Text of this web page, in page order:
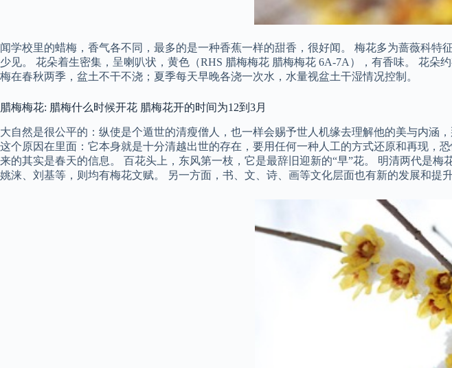
闻学校里的蜡梅，香气各不同，最多的是一种香蕉一样的甜香，很好闻。 梅花多为蔷薇科
少见。 花朵着生密集，呈喇叭状，黄色（RHS 腊梅梅花 腊梅梅花 6A-7A），有香味。 花
梅在春秋两季，盆土不干不浇；夏季每天早晚各浇一次水，水量视盆土干湿情况控制。
腊梅梅花: 腊梅什么时候开花 腊梅花开的时间为12到3月
大自然是很公平的：纵使是个遁世的清瘦僧人，也一样会赐予世人机缘去理解他的美与内
这个原因在里面：它本身就是十分清越出世的存在，要用任何一种人工的方式还原和再现，
来的其实是春天的信息。 百花头上，东风第一枝，它是最辞旧迎新的“早”花。 明清两代是
姚涞、刘基等，则均有梅花文赋。 另一方面，书、文、诗、画等文化层面也有新的发展和提升